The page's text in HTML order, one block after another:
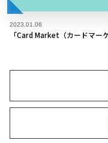
2023.01.06
「Card Market（カードマー